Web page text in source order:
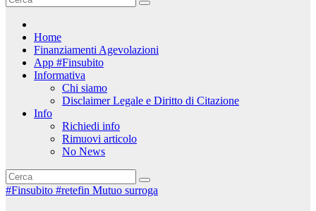
Home
Finanziamenti Agevolazioni
App #Finsubito
Informativa
Chi siamo
Disclaimer Legale e Diritto di Citazione
Info
Richiedi info
Rimuovi articolo
No News
#Finsubito #retefin Mutuo surroga